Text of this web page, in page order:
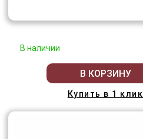
В наличии
В КОРЗИНУ
Купить в 1 клик